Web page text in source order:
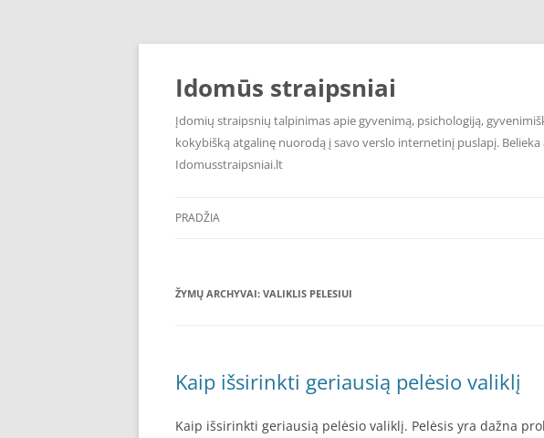
Pereiti
turinio
Idomūs straipsniai
Įdomių straipsnių talpinimas apie gyvenimą, psichologiją,
kokybišką atgalinę nuorodą į savo verslo internetinį puslapį.
Idomusstraipsniai.lt
PRADŽIA
ŽYMŲ ARCHYVAI: VALIKLIS PELESIUI
Kaip išsirinkti geriausią pelėsio valiklį
Kaip išsirinkti geriausią pelėsio valiklį. Pelėsis yra dažna